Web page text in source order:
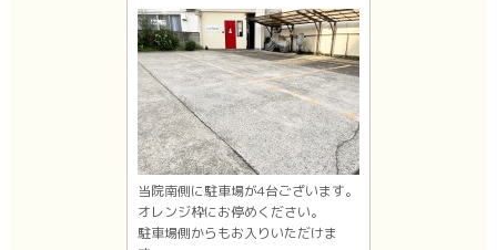
当院南側に駐車場が4台ございます。
オレンジ枠にお停めください。
駐車場側からもお入りいただけま